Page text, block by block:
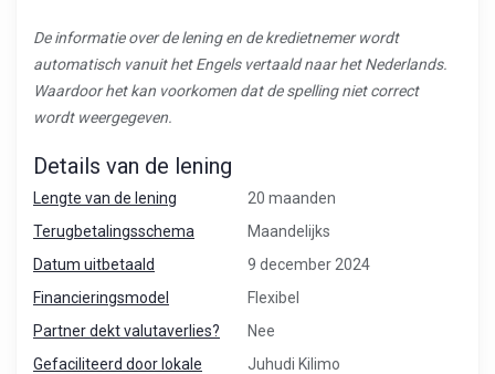
De informatie over de lening en de kredietnemer wordt
automatisch vanuit het Engels vertaald naar het Nederlands.
Waardoor het kan voorkomen dat de spelling niet correct
wordt weergegeven.
Details van de lening
Lengte van de lening
20 maanden
Terugbetalingsschema
Maandelijks
Datum uitbetaald
9 december 2024
Financieringsmodel
Flexibel
Partner dekt valutaverlies?
Nee
Gefaciliteerd door lokale
Juhudi Kilimo